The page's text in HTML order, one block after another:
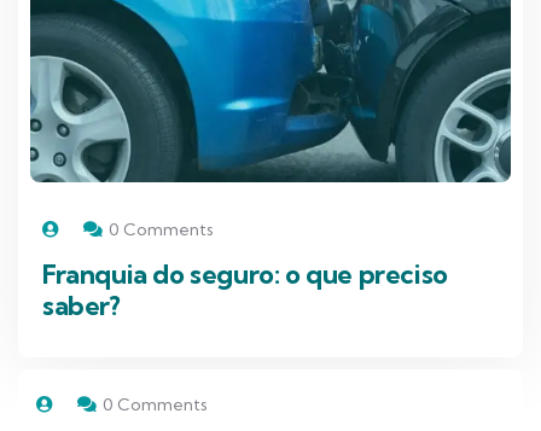
0 Comments
Franquia do seguro: o que preciso
saber?
0 Comments